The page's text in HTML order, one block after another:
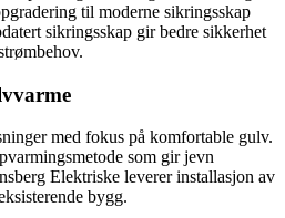
til moderne sikringsskap
sikringsskap gir bedre sikkerhet
med fokus på komfortable gulv.
som gir jevn
Elektriske leverer installasjon av
bygg.